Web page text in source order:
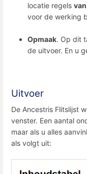
locatie regels
voor de werking
Opmaak. Op dit
de uitvoer. En u
Uitvoer
De Ancestris Flitslijst
venster. Een aantal
maar als u alles
als volgt uit: